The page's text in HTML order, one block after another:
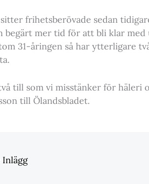
frihetsberövade sedan
begärt mer tid för att bli klar
31-åringen så har ytterligare
till som vi misstänker för häleri
till Ölandsbladet.
Inlägg